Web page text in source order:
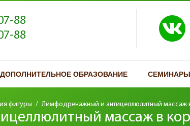
88
88
ДОПОЛНИТЕЛЬНОЕ ОБРАЗОВАНИЕ СЕМИНАРЫ
фигуры / Лимфодренажный и антицеллюлитный массаж
массаж в